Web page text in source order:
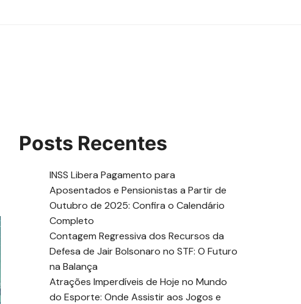
Posts Recentes
INSS Libera Pagamento para
Aposentados e Pensionistas a Partir de
Outubro de 2025: Confira o Calendário
Completo
Contagem Regressiva dos Recursos da
Defesa de Jair Bolsonaro no STF: O Futuro
na Balança
Atrações Imperdíveis de Hoje no Mundo
do Esporte: Onde Assistir aos Jogos e